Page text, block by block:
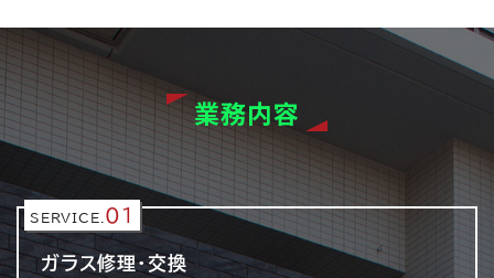
業務内容
SERVICE. 01
ガラス修理・交換